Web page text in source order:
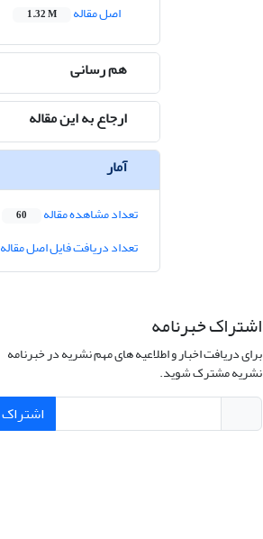
اصل مقاله
1.32 M
هم رسانی
ارجاع به این مقاله
آمار
تعداد مشاهده مقاله 60
تعداد دریافت فایل اصل مقاله
اشتراک خبرنامه
برای دریافت اخبار و اطلاعیه های مهم نشریه در خبرنامه
نشریه مشترک شوید.
اشتراک